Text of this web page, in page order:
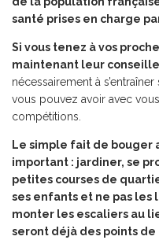
santé prises en charge
Si vous tenez à vos
maintenant leur
nécessairement à
vous pouvez avoir avec
compétitions.
Le simple fait de bouger
important : jardiner, se
petites courses de
ses enfants et ne pas les
monter les escaliers au
seront déjà des points